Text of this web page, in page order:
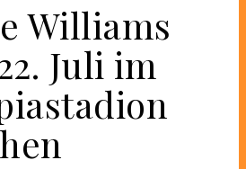
Williams
Juli im